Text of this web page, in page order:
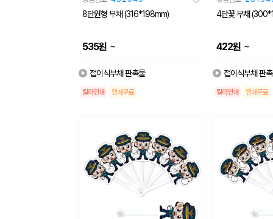
8단원형 부채 (316*198mm)
535원 ~
접이식부채 판촉물
칼라인쇄 인쇄무료
4단꽃 부채
422원 ~
접이식부채 판
칼라인쇄 인쇄무료